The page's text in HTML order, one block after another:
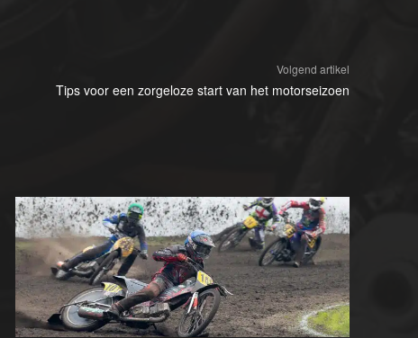
Volgend artikel
Tips voor een zorgeloze start van het motorseizoen